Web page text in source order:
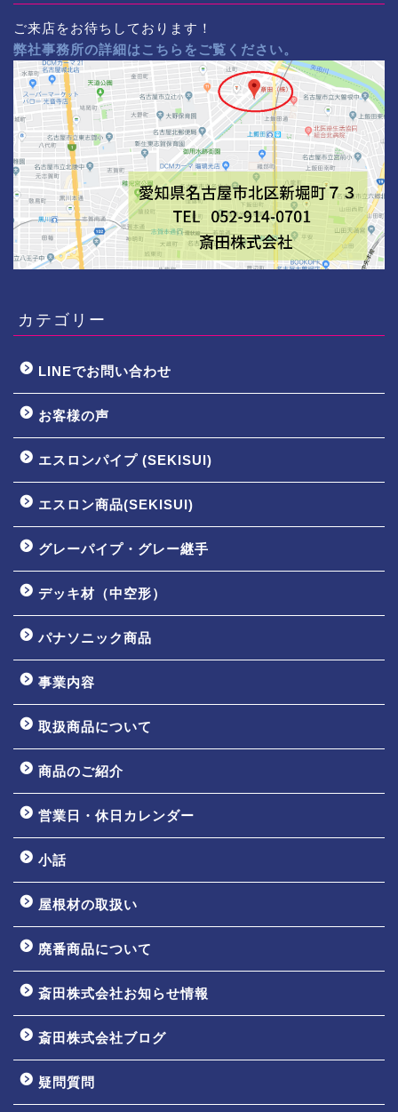
ご来店をお待ちしております！
弊社事務所の詳細はこちらをご覧ください。
カテゴリー
LINEでお問い合わせ
お客様の声
エスロンパイプ (SEKISUI)
エスロン商品(SEKISUI)
グレーパイプ・グレー継手
デッキ材（中空形）
パナソニック商品
事業内容
取扱商品について
商品のご紹介
営業日・休日カレンダー
小話
屋根材の取扱い
廃番商品について
斎田株式会社お知らせ情報
斎田株式会社ブログ
疑問質問
ホーム